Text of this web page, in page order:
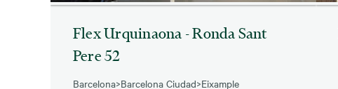
Flex Urquinaona - Ronda Sant
Pere 52
Barcelona>Barcelona Ciudad>Eixample